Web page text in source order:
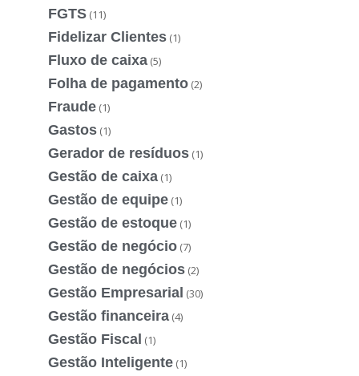
FGTS (11)
Fidelizar Clientes (1)
Fluxo de caixa (5)
Folha de pagamento (2)
Fraude (1)
Gastos (1)
Gerador de resíduos (1)
Gestão de caixa (1)
Gestão de equipe (1)
Gestão de estoque (1)
Gestão de negócio (7)
Gestão de negócios (2)
Gestão Empresarial (30)
Gestão financeira (4)
Gestão Fiscal (1)
Gestão Inteligente (1)